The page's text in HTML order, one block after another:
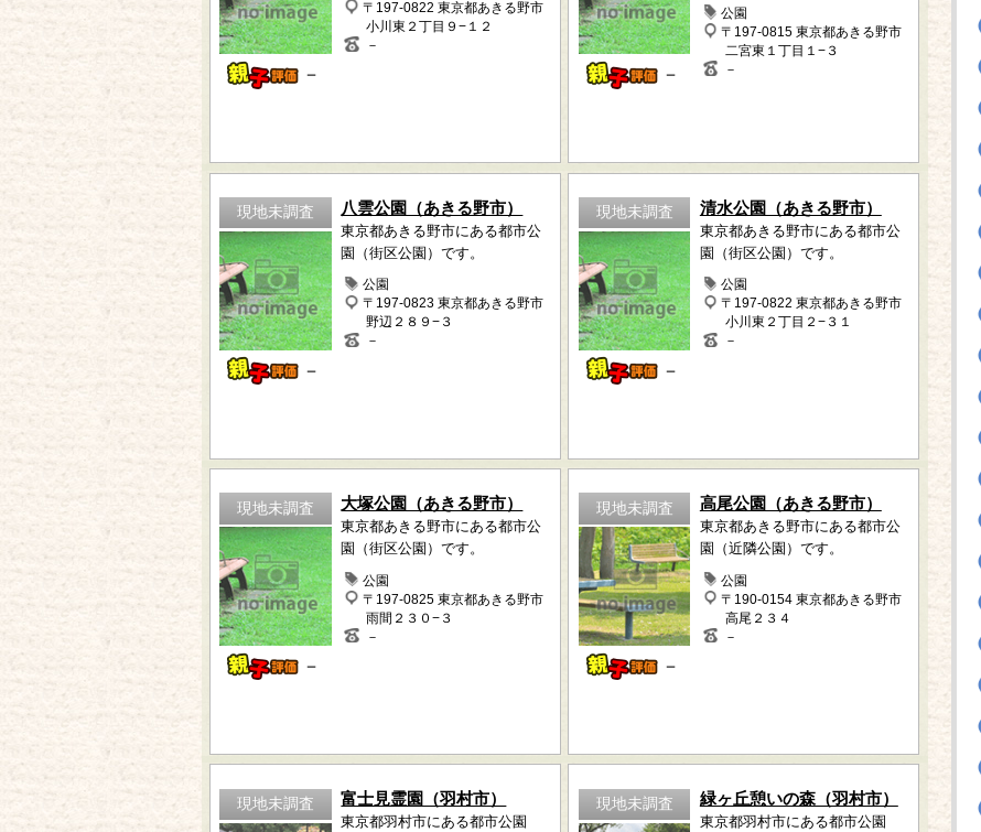
－
〒197-0822 東京都あきる野市
小川東２丁目９−１２
－
－
公園
〒197-0815 東京都あきる野市
二宮東１丁目１−３
－
現地未調査
－
八雲公園（あきる野市）
東京都あきる野市にある都市公
園（街区公園）です。
公園
〒197-0823 東京都あきる野市
野辺２８９−３
－
現地未調査
－
清水公園（あきる野市）
東京都あきる野市にある都市公
園（街区公園）です。
公園
〒197-0822 東京都あきる野市
小川東２丁目２−３１
－
現地未調査
－
大塚公園（あきる野市）
東京都あきる野市にある都市公
園（街区公園）です。
公園
〒197-0825 東京都あきる野市
雨間２３０−３
－
現地未調査
－
高尾公園（あきる野市）
東京都あきる野市にある都市公
園（近隣公園）です。
公園
〒190-0154 東京都あきる野市
高尾２３４
－
現地未調査 富士見霊園（羽村市）
東京都羽村市にある都市公園
現地未調査 緑ヶ丘憩いの森（羽村市）
東京都羽村市にある都市公園